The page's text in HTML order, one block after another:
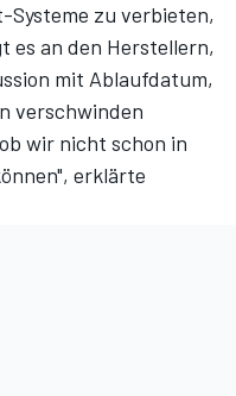
Systeme zu verbieten,
an den Herstellern,
mit Ablaufdatum,
verschwinden
wir nicht schon in
erklärte